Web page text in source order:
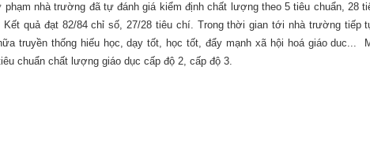
nhà trường đã tự đánh giá kiểm định chất lượng theo 5 tiêu chuẩn, 28
quả đạt 82/84 chỉ số, 27/28 tiêu chí. Trong thời gian tới nhà trường tiếp
truyền thống hiếu học, dạy tốt, học tốt, đẩy mạnh xã hội hoá giáo duc...
chuẩn chất lượng giáo dục cấp độ 2, cấp độ 3.